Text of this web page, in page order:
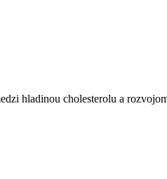
cholesterolu a